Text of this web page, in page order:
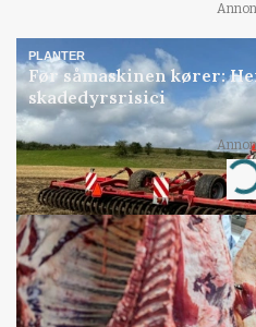
PLANTER
Før såmaskinen kører:
skadedyrsrisici